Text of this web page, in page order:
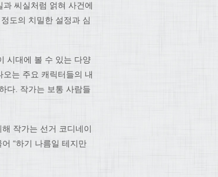
과 씨실처럼 얽혀 사건에
도의 치밀한 설정과 심
시대에 볼 수 있는 다양
오는 주요 캐릭터들의 내
다. 작가는 보통 사람들
작가는 선거 코디네이
“하기 나름일 테지만